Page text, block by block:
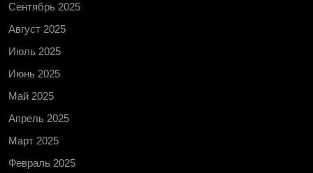
Сентябрь 2025
Август 2025
Июль 2025
Июнь 2025
Май 2025
Апрель 2025
Март 2025
Февраль 2025